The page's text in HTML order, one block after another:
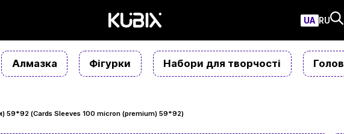
UA ㅤRU
Алмазка Фігурки Набори для творчості
59*92 (Cards Sleeves 100 micron (premium) 59*92)